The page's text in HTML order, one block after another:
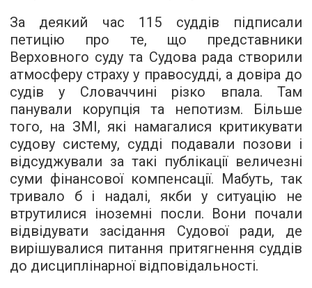
За деякий час 115 суддів підписали
петицію про те, що представники
Верховного суду та Судова рада створили
атмосферу страху у правосудді, а довіра до
судів у Словаччині різко впала. Там
панували корупція та непотизм. Більше
того, на ЗМІ, які намагалися критикувати
судову систему, судді подавали позови і
відсуджували за такі публікації величезні
суми фінансової компенсації. Мабуть, так
тривало б і надалі, якби у ситуацію не
втрутилися іноземні посли. Вони почали
відвідувати засідання Судової ради, де
вирішувалися питання притягнення суддів
до дисциплінарної відповідальності.